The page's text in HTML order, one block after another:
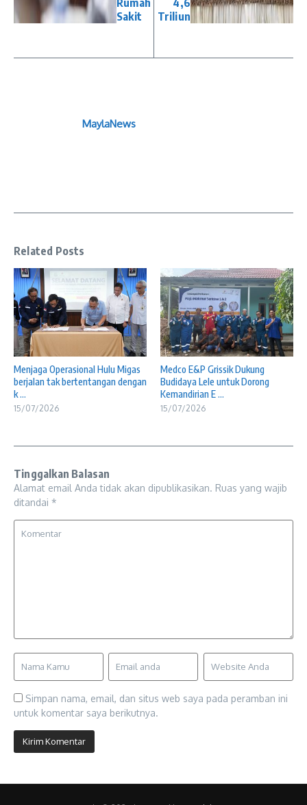
Sakit
Triliun
MaylaNews
Related Posts
Menjaga Operasional Hulu Migas
berjalan tak bertentangan dengan
k ...
15/07/2026
Medco E&P Grissik Dukung
Budidaya Lele untuk Dorong
Kemandirian E ...
15/07/2026
Tinggalkan Balasan
Alamat email Anda tidak akan dipublikasikan. Ruas yang wajib
ditandai *
Simpan nama, email, dan situs web saya pada peramban ini
untuk komentar saya berikutnya.